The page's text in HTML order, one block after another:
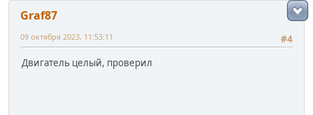
Graf87
#4
09 октября 2023, 11:53:11
Двигатель целый, проверил